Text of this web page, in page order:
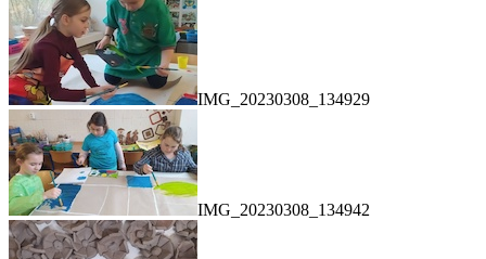
IMG_20230308_134929
IMG_20230308_134942